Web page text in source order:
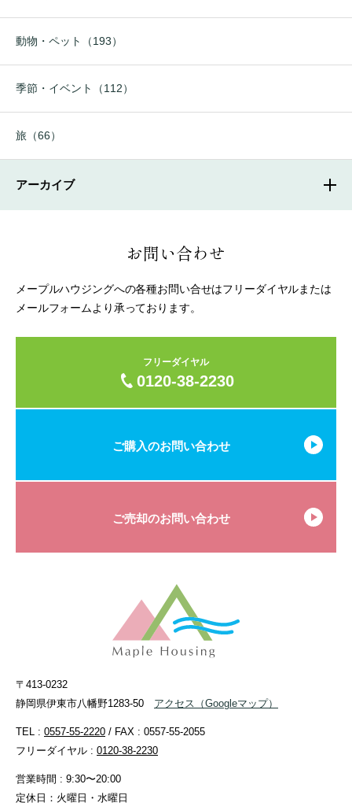
動物・ペット（193）
季節・イベント（112）
旅（66）
アーカイブ
お問い合わせ
メープルハウジングへの各種お問い合せはフリーダイヤルまたは
メールフォームより承っております。
フリーダイヤル
0120-38-2230
ご購入のお問い合わせ
ご売却のお問い合わせ
〒413-0232
静岡県伊東市八幡野1283-50
アクセス （Googleマップ）
TEL : 0557-55-2220 / FAX : 0557-55-2055
フリーダイヤル : 0120-38-2230
営業時間 : 9:30〜20:00
定休日：火曜日・水曜日